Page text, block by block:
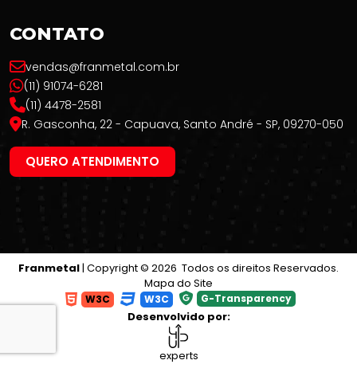
CONTATO
vendas@franmetal.com.br
(11) 91074-6281
(11) 4478-2581
R. Gasconha, 22 - Capuava, Santo André - SP, 09270-050
QUERO ATENDIMENTO
Franmetal| Copyright © 2026 Todos os direitos Reservados.
Mapa do Site
W3C W3C G-Transparency
Desenvolvido por:
experts